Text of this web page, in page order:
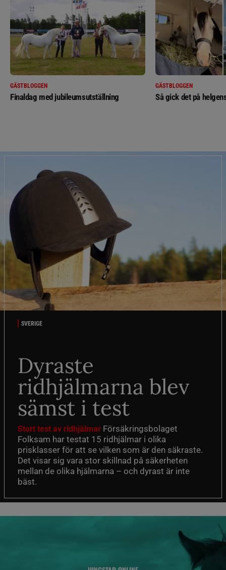
GÄSTBLOGGEN
Finaldag med jubileumsutställning
GÄSTBLOGGEN
Så gick det på
SVERIGE
Dyraste
ridhjälmarna blev
sämst i test
Stort test av ridhjälmar Försäkringsbolaget
Folksam har testat 15 ridhjälmar i olika
prisklasser för att se vilken som är den säkraste.
Det visar sig vara stor skillnad på säkerheten
mellan de olika hjälmarna – och dyrast är inte
bäst.